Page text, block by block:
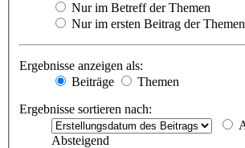
Nur im Betreff der Themen
Nur im ersten Beitrag der Themen
Ergebnisse anzeigen als:
Beiträge
Themen
Ergebnisse sortieren nach:
Absteigend